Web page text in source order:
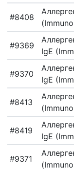
#8408
#9369
IgE
#9370
IgE
#8413
#8419
IgE
#9371